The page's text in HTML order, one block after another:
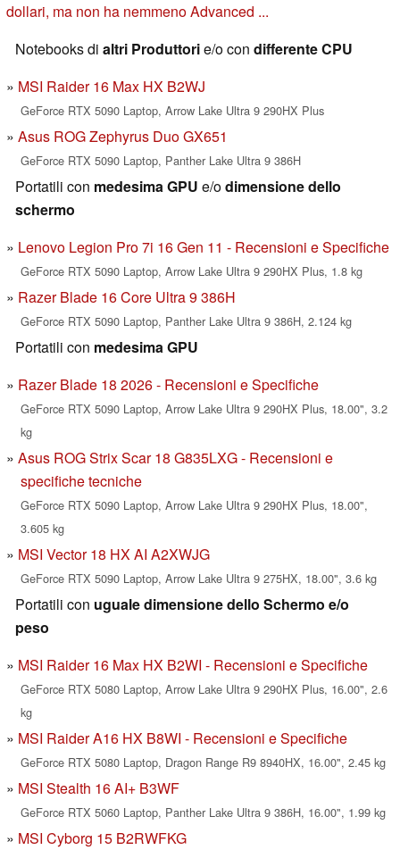
dollari, ma non ha nemmeno Advanced ...
Notebooks di altri Produttorie/o con differente CPU
MSI Raider 16 Max HX B2WJ
GeForce RTX 5090 Laptop, Arrow Lake Ultra 9 290HX Plus
Asus ROG Zephyrus Duo GX651
GeForce RTX 5090 Laptop, Panther Lake Ultra 9 386H
Portatili con medesima GPU e/odimensione dello
schermo
Lenovo Legion Pro 7i 16 Gen 11 - Recensioni e Specifiche
GeForce RTX 5090 Laptop, Arrow Lake Ultra 9 290HX Plus, 1.8 kg
Razer Blade 16 Core Ultra 9 386H
GeForce RTX 5090 Laptop, Panther Lake Ultra 9 386H, 2.124 kg
Portatili con medesima GPU
Razer Blade 18 2026 - Recensioni e Specifiche
GeForce RTX 5090 Laptop, Arrow Lake Ultra 9 290HX Plus, 18.00", 3.2
kg
Asus ROG Strix Scar 18 G835LXG - Recensioni e
specifiche tecniche
GeForce RTX 5090 Laptop, Arrow Lake Ultra 9 290HX Plus, 18.00",
3.605 kg
MSI Vector 18 HX AI A2XWJG
GeForce RTX 5090 Laptop, Arrow Lake Ultra 9 275HX, 18.00", 3.6 kg
Portatili con uguale dimensione dello Schermo e/o
peso
MSI Raider 16 Max HX B2WI - Recensioni e Specifiche
GeForce RTX 5080 Laptop, Arrow Lake Ultra 9 290HX Plus, 16.00", 2.6
kg
MSI Raider A16 HX B8WI - Recensioni e Specifiche
GeForce RTX 5080 Laptop, Dragon Range R9 8940HX, 16.00", 2.45 kg
MSI Stealth 16 AI+ B3WF
GeForce RTX 5060 Laptop, Panther Lake Ultra 9 386H, 16.00", 1.99 kg
MSI Cyborg 15 B2RWFKG